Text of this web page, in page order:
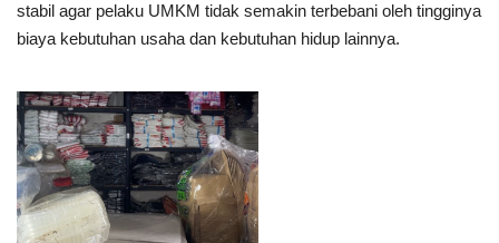
stabil agar pelaku UMKM tidak semakin terbebani oleh tingginya
biaya kebutuhan usaha dan kebutuhan hidup lainnya.